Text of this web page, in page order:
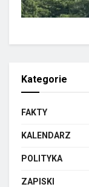
Kategorie
FAKTY
KALENDARZ
POLITYKA
ZAPISKI